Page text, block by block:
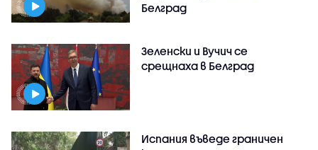
Белград
Зеленски и Вучич се
срещнаха в Белград
Испания въведе граничен